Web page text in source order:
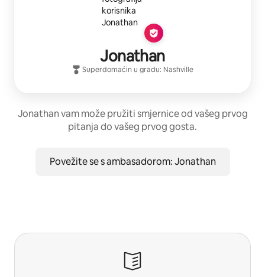
Jonathan
Superdomaćin u gradu: Nashville
Jonathan vam može pružiti smjernice od vašeg prvog
pitanja do vašeg prvog gosta.
Povežite se s ambasadorom: Jonathan